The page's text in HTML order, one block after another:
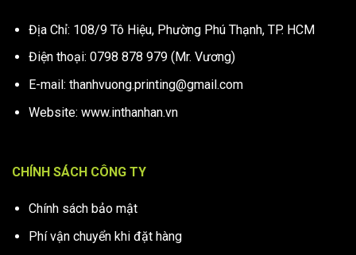
Địa Chỉ: 108/9 Tô Hiệu, Phường Phú Thạnh, TP. HCM
Điện thoại: 0798 878 979 (Mr. Vương)
E-mail: thanhvuong.printing@gmail.com
Website: www.inthanhan.vn
CHÍNH SÁCH CÔNG TY
Chính sách bảo mật
Phí vận chuyển khi đặt hàng